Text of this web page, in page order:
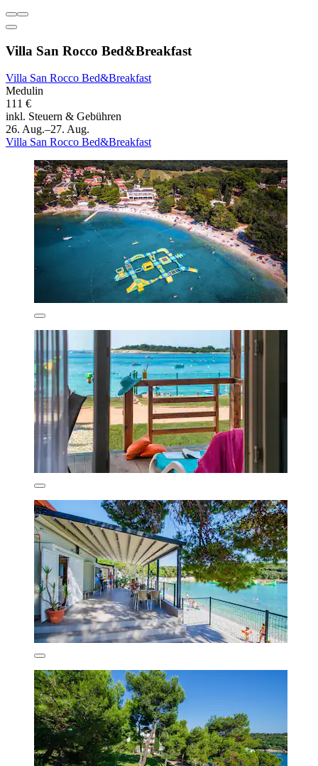
Villa San Rocco Bed&Breakfast
Villa San Rocco Bed&Breakfast
Medulin
111 €
inkl. Steuern & Gebühren
26. Aug.–27. Aug.
Villa San Rocco Bed&Breakfast